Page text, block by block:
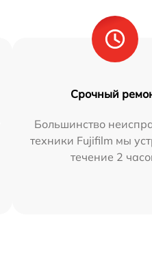
Срочный
Большинство
техники Fujifilm мы
течение 2